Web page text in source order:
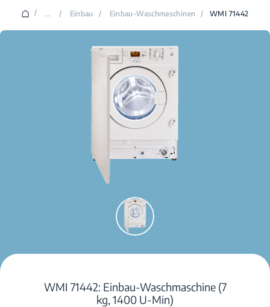
/ ... / Einbau / Einbau-Waschmaschinen / WMI 71442
WMI 71442: Einbau-Waschmaschine (7
kg, 1400 U-Min)